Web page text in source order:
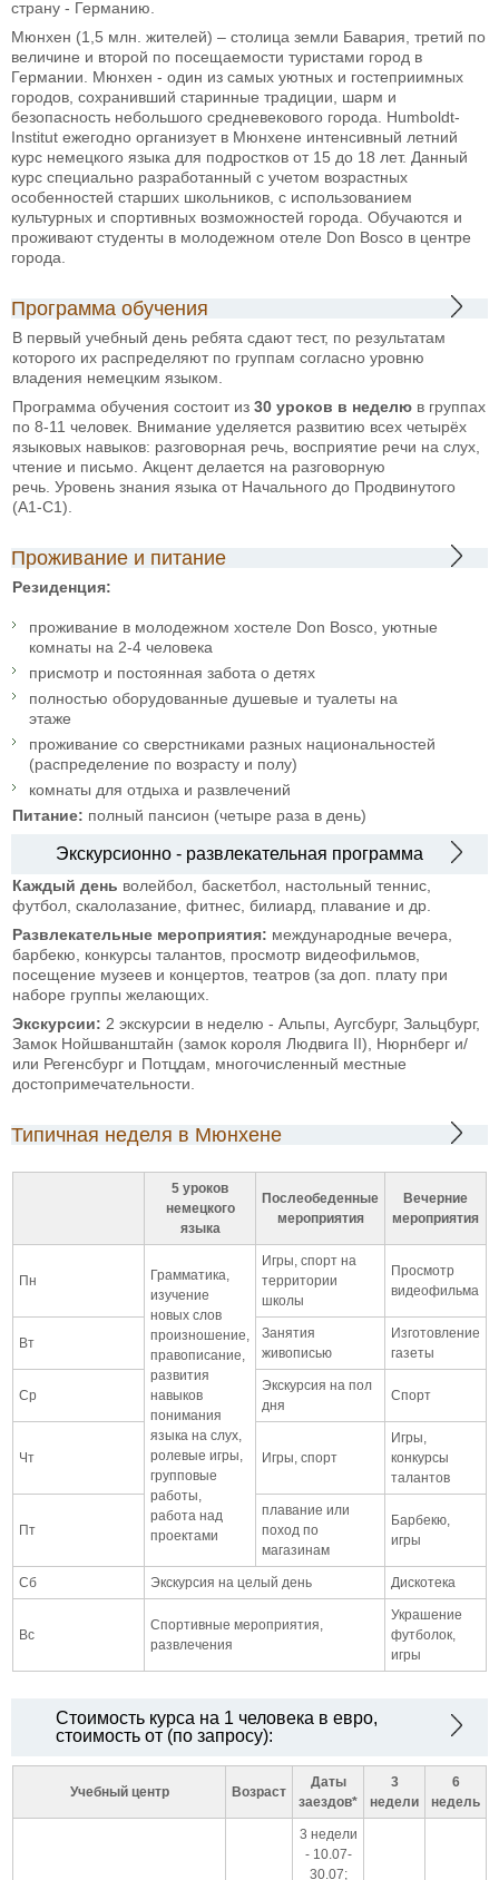
страну - Германию.
Мюнхен (1,5 млн. жителей) – столица земли Бавария, третий по
величине и второй по посещаемости туристами город в
Германии. Мюнхен - один из самых уютных и гостеприимных
городов, сохранивший старинные традиции, шарм и
безопасность небольшого средневекового города. Humboldt-
Institut ежегодно организует в Мюнхене интенсивный летний
курс немецкого языка для подростков от 15 до 18 лет. Данный
курс специально разработанный с учетом возрастных
особенностей старших школьников, с использованием
культурных и спортивных возможностей города. Обучаются и
проживают студенты в молодежном отеле Don Bosco в центре
города.
Программа обучения
В первый учебный день ребята сдают тест, по результатам
которого их распределяют по группам согласно уровню
владения немецким языком.
Программа обучения состоит из 30 уроков в неделю в группах
по 8-11 человек. Внимание уделяется развитию всех четырёх
языковых навыков: разговорная речь, восприятие речи на слух,
чтение и письмо. Акцент делается на разговорную
речь. Уровень знания языка от Начального до Продвинутого
(А1-С1).
Проживание и питание
Резиденция:
проживание в молодежном хостеле Don Bosco, уютные
комнаты на 2-4 человека
присмотр и постоянная забота о детях
полностью оборудованные душевые и туалеты на
этаже
проживание со сверстниками разных национальностей
(распределение по возрасту и полу)
комнаты для отдыха и развлечений
Питание: полный пансион (четыре раза в день)
Экскурсионно - развлекательная программа
Каждый день волейбол, баскетбол, настольный теннис,
футбол, скалолазание, фитнес, билиард, плавание и др.
Развлекательные мероприятия: международные вечера,
барбекю, конкурсы талантов, просмотр видеофильмов,
посещение музеев и концертов, театров (за доп. плату при
наборе группы желающих.
Экскурсии: 2 экскурсии в неделю - Альпы, Аугсбург, Зальцбург,
Замок Нойшванштайн (замок короля Людвига II), Нюрнберг и/
или Регенсбург и Потцдам, многочисленный местные
достопримечательности.
Типичная неделя в Мюнхене
5 уроков
немецкого
языка
Послеобеденные
мероприятия
Вечерние
мероприятия
Пн
Грамматика,
изучение
новых слов
произношение,
правописание,
развития
навыков
понимания
языка на слух,
ролевые игры,
групповые
работы,
работа над
проектами
Игры, спорт на
территории
школы
Просмотр
видеофильма
Вт
Занятия
живописью
Изготовление
газеты
Ср
Экскурсия на пол
дня
Спорт
Чт Игры, спорт
Игры,
конкурсы
талантов
Пт
плавание или
поход по
магазинам
Барбекю,
игры
Сб Экскурсия на целый день Дискотека
Вс
Спортивные мероприятия,
развлечения
Украшение
футболок,
игры
Стоимость курса на 1 человека в евро,
стоимость от (по запросу):
Учебный центр Возраст
Даты
заездов*
3
недели
6
недель
3 недели
- 10.07-
30.07;